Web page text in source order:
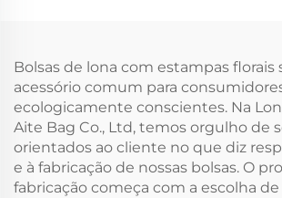
Personalizável, com
Presentes
Bolsas de lona com estampas florais
acessório comum para
ecologicamente conscientes. Na
Aite Bag Co., Ltd, temos orgulho de
orientados ao cliente no que diz
e à fabricação de nossas bolsas. O
fabricação começa com a escolha